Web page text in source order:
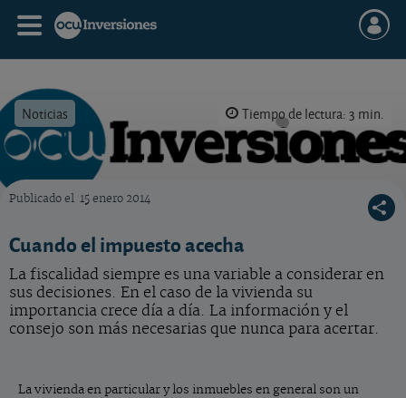
Noticias Tiempo de lectura: 3 min.
Publicado el 15 enero 2014
Cuando el impuesto acecha
La fiscalidad siempre es una variable a considerar en
sus decisiones. En el caso de la vivienda su
importancia crece día a día. La información y el
consejo son más necesarias que nunca para acertar.
La vivienda en particular y los inmuebles en general son un